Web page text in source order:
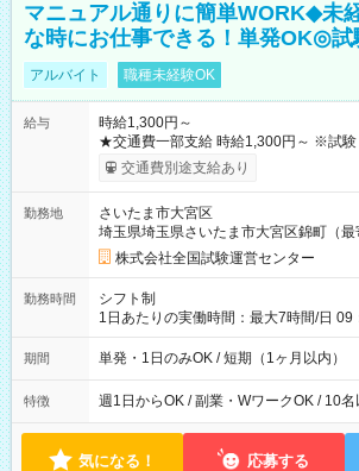
マニュアル通りに簡単WORK◆未
な時にお仕事できる！単発OK◎試
アルバイト 職種未経験OK
給与
時給1,300円～
★交通費一部支給 時給1,300円～ ※試験・役割により手当あり
※勤務回数により昇給あり 【即給（前
り！】 希望される場合、勤務から1週間
例】 ・河合塾模擬試験 8:30～17:30（休
×8時間＝日収10,400円＋交通費 ※当日
円の場合あり ・国家試験 7:00～13:30
円（役割手当＋100円）×6時間＝日収8,400円
間】試用期間なし
交通費別途支給あり
勤務地
さいたま市大宮区
埼玉県埼玉県さいたま市大宮区錦町（最
株式会社全国試験運営センター
勤務時間
シフト制
1日あたりの実働時間：最大7時間/日
間は 試験により異なります。
期間 単発・1日のみOK / 短期（1ヶ月以内）
特徴 週1日からOK / 副業・WワークOK / 10
気になる！ 応募する